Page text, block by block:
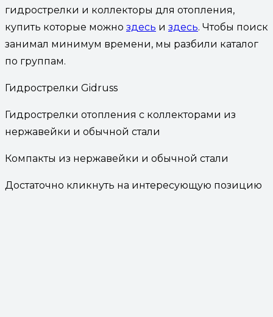
гидрострелки и коллекторы для отопления,
купить которые можно здесь и здесь. Чтобы поиск
занимал минимум времени, мы разбили каталог
по группам.
Гидрострелки Gidruss
Гидрострелки отопления с коллекторами из
нержавейки и обычной стали
Компакты из нержавейки и обычной стали
Достаточно кликнуть на интересующую позицию